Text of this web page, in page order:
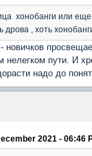
хонобанги или
дрова , хоть
новичков
нелегком пути. И
надо до
2021 - 06:46